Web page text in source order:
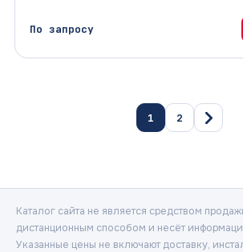
По запросу
1 2
Каталог сайта не является средством
дистанционным способом и несёт
Указанные цены не включают доставку,